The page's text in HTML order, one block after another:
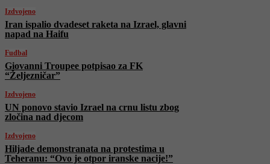
Izdvojeno
Iran ispalio dvadeset raketa na Izrael, glavni
napad na Haifu
Fudbal
Giovanni Troupee potpisao za FK
“Željezničar”
Izdvojeno
UN ponovo stavio Izrael na crnu listu zbog
zločina nad djecom
Izdvojeno
Hiljade demonstranata na protestima u
Teheranu: “Ovo je otpor iranske nacije!”